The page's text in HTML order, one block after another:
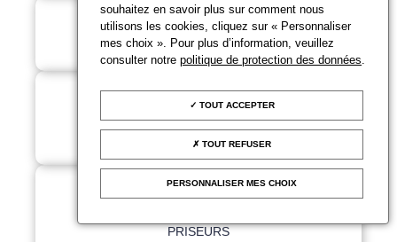
PROMOUVOIR LES
BONNES PRATIQUES
DES ENCHÈRES ET LE
MARCHÉ DE L'ART
PRISEURS
souhaitez en savoir plus sur comment nous
utilisons les cookies, cliquez sur « Personnaliser
mes choix ». Pour plus d’information, veuillez
consulter notrepolitique de protection des données
TOUT ACCEPTER
TOUT REFUSER
PERSONNALISER MES CHOIX